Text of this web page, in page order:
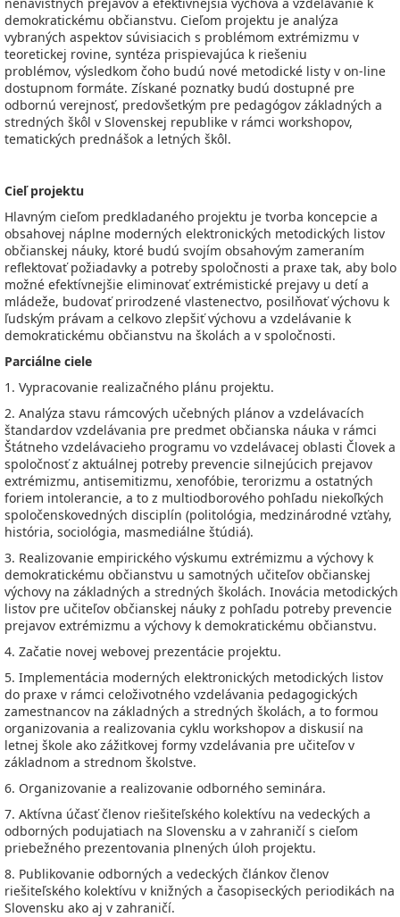
demokratickému občianstvu. Cieľom projektu je analýza
vybraných aspektov súvisiacich s problémom extrémizmu v
teoretickej rovine, syntéza prispievajúca k riešeniu
problémov, výsledkom čoho budú nové metodické listy v on-line
dostupnom formáte. Získané poznatky budú dostupné pre
odbornú verejnosť, predovšetkým pre pedagógov základných a
stredných škôl v Slovenskej republike v rámci workshopov,
tematických prednášok a letných škôl.
Cieľ projektu
Hlavným cieľom predkladaného projektu je tvorba koncepcie a
obsahovej náplne moderných elektronických metodických listov
občianskej náuky, ktoré budú svojím obsahovým zameraním
reflektovať požiadavky a potreby spoločnosti a praxe tak, aby bolo
možné efektívnejšie eliminovať extrémistické prejavy u detí a
mládeže, budovať prirodzené vlastenectvo, posilňovať výchovu k
ľudským právam a celkovo zlepšiť výchovu a vzdelávanie k
demokratickému občianstvu na školách a v spoločnosti.
Parciálne ciele
1. Vypracovanie realizačného plánu projektu.
2. Analýza stavu rámcových učebných plánov a vzdelávacích
štandardov vzdelávania pre predmet občianska náuka v rámci
Štátneho vzdelávacieho programu vo vzdelávacej oblasti Človek a
spoločnosť z aktuálnej potreby prevencie silnejúcich prejavov
extrémizmu, antisemitizmu, xenofóbie, terorizmu a ostatných
foriem intolerancie, a to z multiodborového pohľadu niekoľkých
spoločenskovedných disciplín (politológia, medzinárodné vzťahy,
história, sociológia, masmediálne štúdiá).
3. Realizovanie empirického výskumu extrémizmu a výchovy k
demokratickému občianstvu u samotných učiteľov občianskej
výchovy na základných a stredných školách. Inovácia metodických
listov pre učiteľov občianskej náuky z pohľadu potreby prevencie
prejavov extrémizmu a výchovy k demokratickému občianstvu.
4. Začatie novej webovej prezentácie projektu.
5. Implementácia moderných elektronických metodických listov
do praxe v rámci celoživotného vzdelávania pedagogických
zamestnancov na základných a stredných školách, a to formou
organizovania a realizovania cyklu workshopov a diskusií na
letnej škole ako zážitkovej formy vzdelávania pre učiteľov v
základnom a strednom školstve.
6. Organizovanie a realizovanie odborného seminára.
7. Aktívna účasť členov riešiteľského kolektívu na vedeckých a
odborných podujatiach na Slovensku a v zahraničí s cieľom
priebežného prezentovania plnených úloh projektu.
8. Publikovanie odborných a vedeckých článkov členov
riešiteľského kolektívu v knižných a časopiseckých periodikách na
Slovensku ako aj v zahraničí.